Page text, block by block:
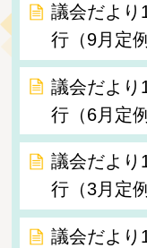
議会だよ
行（9月定例
議会だよ
行（6月定例
議会だよ
行（3月定例
議会だよ